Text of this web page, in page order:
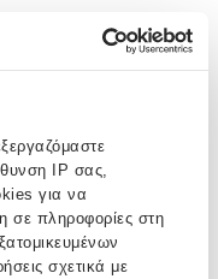
IP σας,
για να
σε πληροφορίες στη
σχετικά με